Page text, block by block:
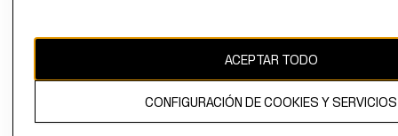
El contenido de esta página web está protegido por copyright y es
ACEPTAR TODO
CONFIGURACIÓN DE COOKIES Y SERVICIOS